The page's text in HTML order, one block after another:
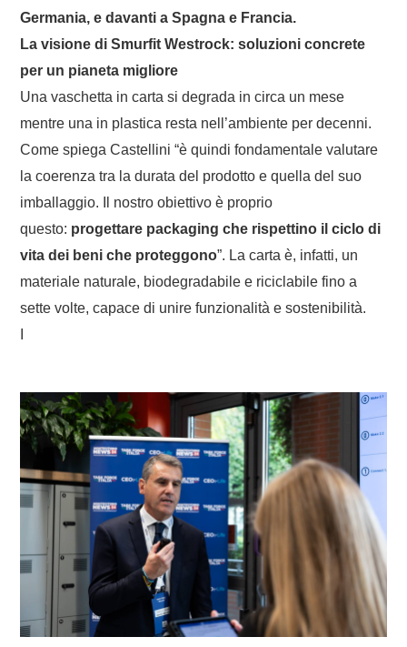
Germania, e davanti a Spagna e Francia.
La visione di Smurfit Westrock: soluzioni concrete
per un pianeta migliore
Una vaschetta in carta si degrada in circa un mese
mentre una in plastica resta nell’ambiente per decenni.
Come spiega Castellini “è quindi fondamentale valutare
la coerenza tra la durata del prodotto e quella del suo
imballaggio. Il nostro obiettivo è proprio
questo: progettare packaging che rispettino il ciclo di
vita dei beni che proteggono”. La carta è, infatti, un
materiale naturale, biodegradabile e riciclabile fino a
sette volte, capace di unire funzionalità e sostenibilità.